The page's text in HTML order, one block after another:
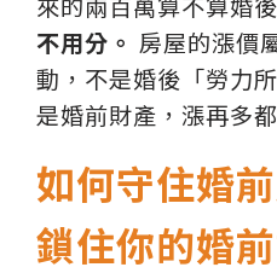
不用分。 房屋的漲價
動，不是婚後「勞力
是婚前財產，漲再多
如何守住婚
鎖住你的婚